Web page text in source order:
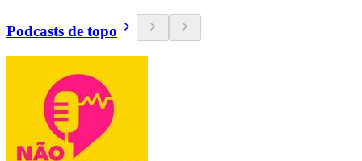
Podcasts de topo